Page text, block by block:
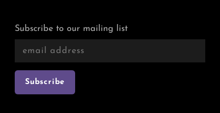
Subscribe to our mailing list